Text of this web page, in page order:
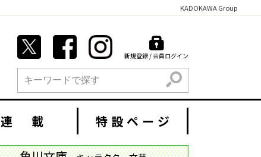
KADOKAWA Group
新規登録 / 会員ログイン
検索
連 載 特設ページ